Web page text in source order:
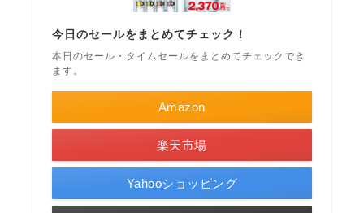
今日のセールをまとめてチェック！
本日のセール・タイムセールをまとめてチェックでき
ます。
Amazon
楽天市場
Yahooショッピング